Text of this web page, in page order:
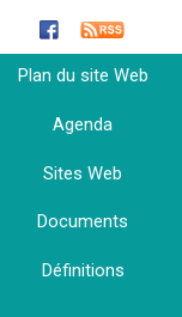
Plan du site Web
Agenda
Sites Web
Documents
Définitions